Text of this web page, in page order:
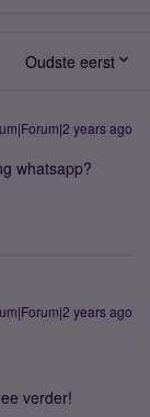
Oudste eerst
years ago
whatsapp?
years ago
verder!